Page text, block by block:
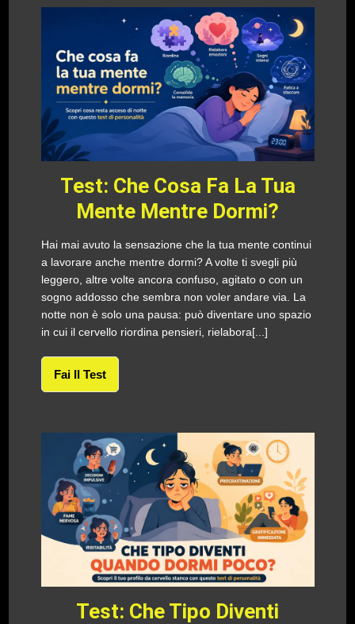
Test: Che Cosa Fa La Tua
Mente Mentre Dormi?
Hai mai avuto la sensazione che la tua mente continui
a lavorare anche mentre dormi? A volte ti svegli più
leggero, altre volte ancora confuso, agitato o con un
sogno addosso che sembra non voler andare via. La
notte non è solo una pausa: può diventare uno spazio
in cui il cervello riordina pensieri, rielabora[...]
Fai Il Test
Test: Che Tipo Diventi